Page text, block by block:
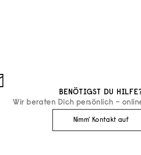
BENÖTIGST DU
Wir beraten Dich persönlich –
Nimm' Kontakt auf